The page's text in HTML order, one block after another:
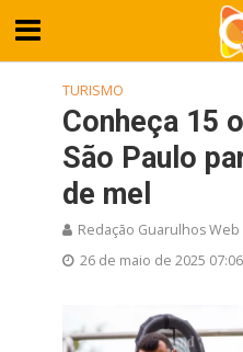
TURISMO
Conheça 15
São Paulo
de mel
Redação Guarulhos Web
26 de maio de 2025 07:06